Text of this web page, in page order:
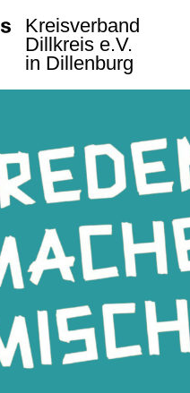
Kreisverband
Dillkreis e.V.
in Dillenburg